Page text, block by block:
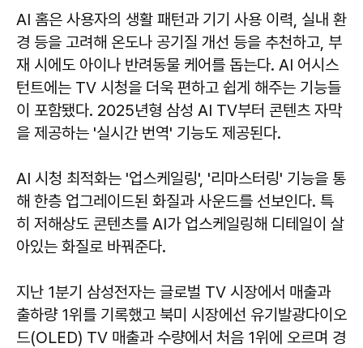
AI 홈은 사용자의 생활 패턴과 기기 사용 이력, 실내 환
경 등을 고려해 온도나 공기질 개선 등을 추천하고, 부
재 시에도 아이나 반려동물 케어를 돕는다. AI 어시스
턴트에는 TV 시청을 더욱 편하고 쉽게 해주는 기능들
이 포함됐다. 2025년형 삼성 AI TV부터 콘텐츠 자막
을 제공하는 '실시간 번역' 기능도 제공된다.
AI 시청 최적화는 '업스케일링', '리마스터링' 기능을 통
해 한층 업그레이드된 화질과 사운드를 선보인다. 특
히 저해상도 콘텐츠를 AI가 업스케일링해 디테일이 살
아있는 화질로 바꿔준다.
지난 1분기 삼성전자는 글로벌 TV 시장에서 매출과
출하량 1위를 기록했고 북미 시장에선 유기발광다이오
드(OLED) TV 매출과 수량에서 처음 1위에 오르며 경